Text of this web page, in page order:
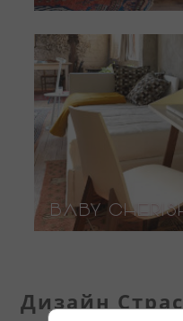
Baby
Дизайн